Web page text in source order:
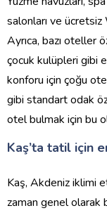
salonları ve ücretsiz
Ayrıca, bazı oteller
çocuk kulüpleri gibi
konforu için çoğu
gibi standart odak
otel bulmak için bu
Kaş’ta tatil için
Kaş, Akdeniz iklimi
zaman genel olarak